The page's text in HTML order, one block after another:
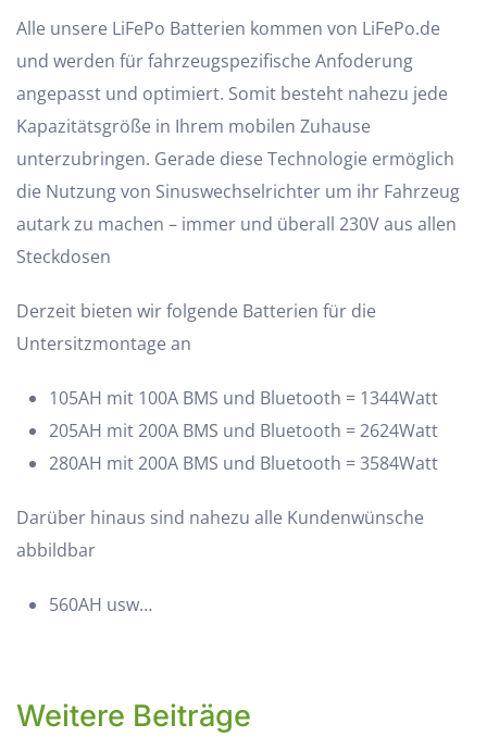
Alle unsere LiFePo Batterien kommen von LiFePo.de
und werden für fahrzeugspezifische Anfoderung
angepasst und optimiert. Somit besteht nahezu jede
Kapazitätsgröße in Ihrem mobilen Zuhause
unterzubringen. Gerade diese Technologie ermöglich
die Nutzung von Sinuswechselrichter um ihr Fahrzeug
autark zu machen – immer und überall 230V aus allen
Steckdosen
Derzeit bieten wir folgende Batterien für die
Untersitzmontage an
105AH mit 100A BMS und Bluetooth = 1344Watt
205AH mit 200A BMS und Bluetooth = 2624Watt
280AH mit 200A BMS und Bluetooth = 3584Watt
Darüber hinaus sind nahezu alle Kundenwünsche
abbildbar
560AH usw…
Weitere Beiträge